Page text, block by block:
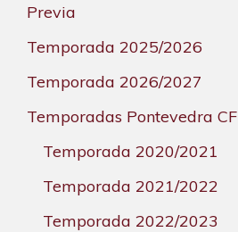
Previa
Temporada 2025/2026
Temporada 2026/2027
Temporadas Pontevedra CF
Temporada 2020/2021
Temporada 2021/2022
Temporada 2022/2023